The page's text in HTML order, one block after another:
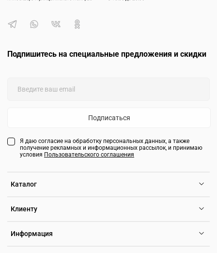
Каталог
Клиенту
Информация
Подпишитесь на специальные предложения и скидки
Подписаться
Я даю согласие на обработку персональных данных, а также
получение рекламных и информационных рассылок, и принимаю
условия Пользовательского соглашения